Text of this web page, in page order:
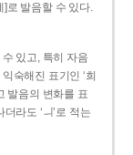
]로 발음할 수 있다.
수 있고, 특히 자음
숙해진 표기인 ‘희
발음의 변화를 표
더라도 ‘ㅢ’로 적는